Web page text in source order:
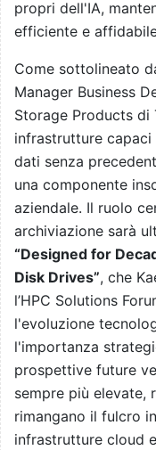
propri dell'IA,
efficiente e
Come sottolineato
Manager Business
Storage Products di
infrastrutture
dati senza
una componente
aziendale. Il ruolo
archiviazione sarà
“Designed for
Disk Drives”, che
l’HPC Solutions
l'evoluzione
l'importanza
prospettive future
sempre più elevate,
rimangano il fulcro
infrastrutture cloud